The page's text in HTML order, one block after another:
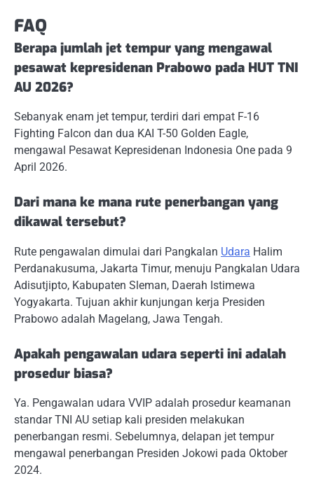
FAQ
Berapa jumlah jet tempur yang mengawal
pesawat kepresidenan Prabowo pada HUT TNI
AU 2026?
Sebanyak enam jet tempur, terdiri dari empat F-16
Fighting Falcon dan dua KAI T-50 Golden Eagle,
mengawal Pesawat Kepresidenan Indonesia One pada 9
April 2026.
Dari mana ke mana rute penerbangan yang
dikawal tersebut?
Rute pengawalan dimulai dari Pangkalan Udara Halim
Perdanakusuma, Jakarta Timur, menuju Pangkalan Udara
Adisutjipto, Kabupaten Sleman, Daerah Istimewa
Yogyakarta. Tujuan akhir kunjungan kerja Presiden
Prabowo adalah Magelang, Jawa Tengah.
Apakah pengawalan udara seperti ini adalah
prosedur biasa?
Ya. Pengawalan udara VVIP adalah prosedur keamanan
standar TNI AU setiap kali presiden melakukan
penerbangan resmi. Sebelumnya, delapan jet tempur
mengawal penerbangan Presiden Jokowi pada Oktober
2024.